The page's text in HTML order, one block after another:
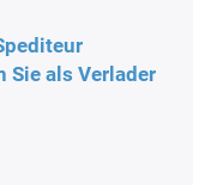
Sie als Verlader